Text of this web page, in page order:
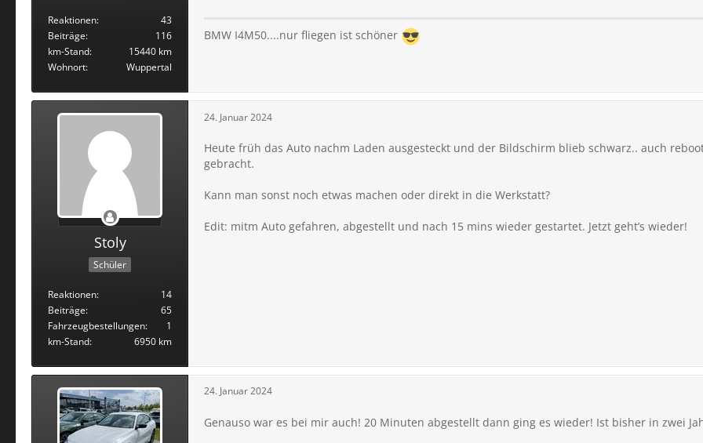
Reaktionen
43
Beiträge
116
km-Stand
15440 km
Wohnort
Wuppertal
BMW I4M50....nur fliegen ist schöner
Stoly
Schüler
Reaktionen
14
Beiträge
65
Fahrzeugbestellungen
1
km-Stand
6950 km
24. Januar 2024
Heute früh das Auto nachm Laden ausgesteckt und der Bildschirm blieb schwarz.. auch
gebracht.
Kann man sonst noch etwas machen oder direkt in die Werkstatt?
Edit: mitm Auto gefahren, abgestellt und nach 15 mins wieder gestartet. Jetzt geht’s wieder!
24. Januar 2024
Genauso war es bei mir auch! 20 Minuten abgestellt dann ging es wieder! Ist bisher in zwei